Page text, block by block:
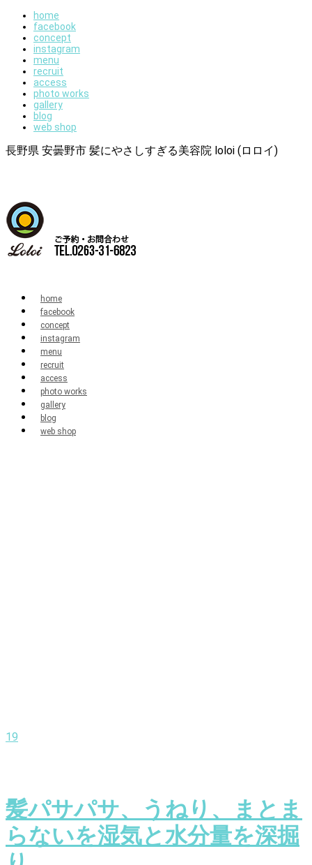
home
facebook
concept
instagram
menu
recruit
access
photo works
gallery
blog
web shop
長野県 安曇野市 髪にやさしすぎる美容院 loloi (ロロイ)
home
facebook
concept
instagram
menu
recruit
access
photo works
gallery
blog
web shop
19
髪パサパサ、うねり、まとま
らないを湿気と水分量を深掘